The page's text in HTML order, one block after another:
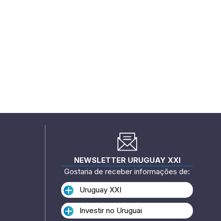
NEWSLETTER URUGUAY XXI
Gostaria de receber informações de:
Uruguay XXI
Investir no Uruguai